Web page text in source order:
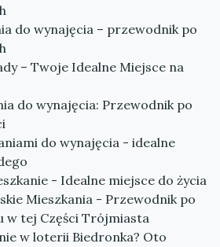
do wynajęcia – przewodnik po
– Twoje Idealne Miejsce na
do wynajęcia: Przewodnik po
do wynajęcia - idealne
- Idealne miejsce do życia
Mieszkania - Przewodnik po
w tej Części Trójmiasta
w loterii Biedronka? Oto